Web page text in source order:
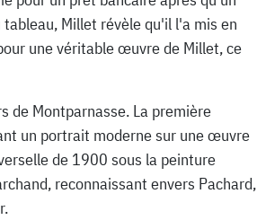
Millet révèle qu'il l'a mis en
une véritable œuvre de Millet, ce
de Montparnasse. La première
un portrait moderne sur une œuvre
de 1900 sous la peinture
reconnaissant envers Pachard,